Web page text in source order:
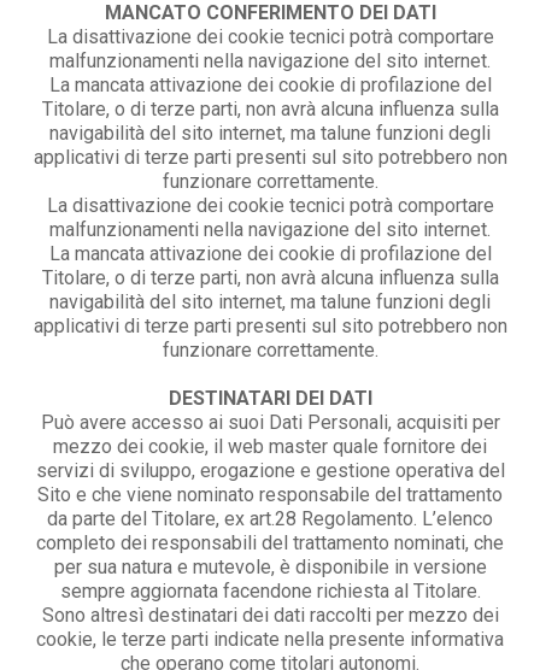
MANCATO CONFERIMENTO DEI DATI
La disattivazione dei cookie tecnici potrà comportare
malfunzionamenti nella navigazione del sito internet.
La mancata attivazione dei cookie di profilazione del
Titolare, o di terze parti, non avrà alcuna influenza sulla
navigabilità del sito internet, ma talune funzioni degli
applicativi di terze parti presenti sul sito potrebbero non
funzionare correttamente.
La disattivazione dei cookie tecnici potrà comportare
malfunzionamenti nella navigazione del sito internet.
La mancata attivazione dei cookie di profilazione del
Titolare, o di terze parti, non avrà alcuna influenza sulla
navigabilità del sito internet, ma talune funzioni degli
applicativi di terze parti presenti sul sito potrebbero non
funzionare correttamente.
DESTINATARI DEI DATI
Può avere accesso ai suoi Dati Personali, acquisiti per
mezzo dei cookie, il web master quale fornitore dei
servizi di sviluppo, erogazione e gestione operativa del
Sito e che viene nominato responsabile del trattamento
da parte del Titolare, ex art.28 Regolamento. L’elenco
completo dei responsabili del trattamento nominati, che
per sua natura e mutevole, è disponibile in versione
sempre aggiornata facendone richiesta al Titolare.
Sono altresì destinatari dei dati raccolti per mezzo dei
cookie, le terze parti indicate nella presente informativa
che operano come titolari autonomi.